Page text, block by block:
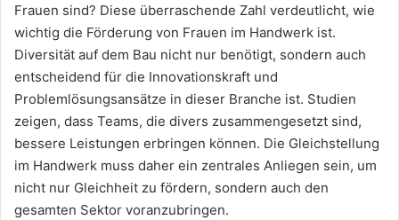
Frauen sind? Diese überraschende Zahl verdeutlicht, wie
wichtig die Förderung von Frauen im Handwerk ist.
Diversität auf dem Bau nicht nur benötigt, sondern auch
entscheidend für die Innovationskraft und
Problemlösungsansätze in dieser Branche ist. Studien
zeigen, dass Teams, die divers zusammengesetzt sind,
bessere Leistungen erbringen können. Die Gleichstellung
im Handwerk muss daher ein zentrales Anliegen sein, um
nicht nur Gleichheit zu fördern, sondern auch den
gesamten Sektor voranzubringen.